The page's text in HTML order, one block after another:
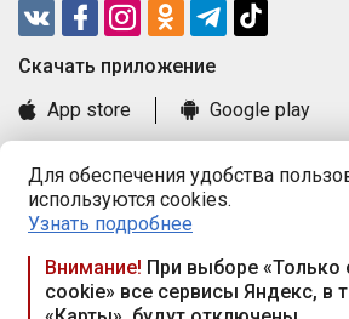
Для обеспечения удобства
используются cookies.
Узнать подробнее
Внимание! При выборе «Только
cookie» все сервисы Яндекс, в
Cкачать приложение
App store
Google play
Книга замечаний и предложений
Правила и документы
Praca.by © 2000—2026, ООО «ПРАЦА
Республика Беларусь, 220114, г. Минск,
117а, пом. № 9.